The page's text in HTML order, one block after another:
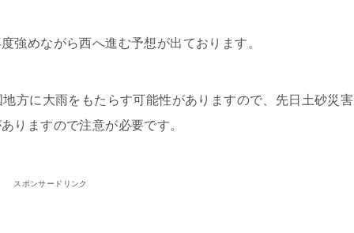
強めながら西へ進む予想が出ております。
方に大雨をもたらす可能性がありますので、先日土砂災害
りますので注意が必要です。
スポンサードリンク